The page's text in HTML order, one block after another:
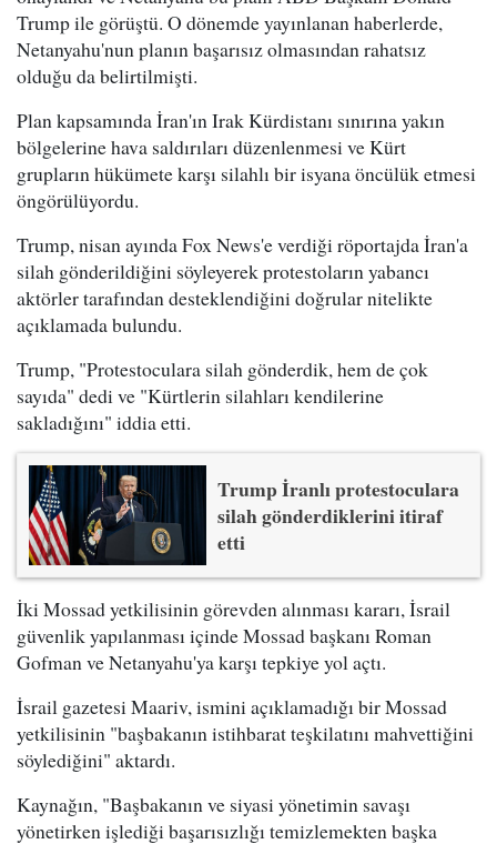
Trump ile görüştü. O dönemde yayınlanan haberlerde,
Netanyahu'nun planın başarısız olmasından rahatsız
olduğu da belirtilmişti.
Plan kapsamında İran'ın Irak Kürdistanı sınırına yakın
bölgelerine hava saldırıları düzenlenmesi ve Kürt
grupların hükümete karşı silahlı bir isyana öncülük etmesi
öngörülüyordu.
Trump, nisan ayında Fox News'e verdiği röportajda İran'a
silah gönderildiğini söyleyerek protestoların yabancı
aktörler tarafından desteklendiğini doğrular nitelikte
açıklamada bulundu.
Trump, "Protestoculara silah gönderdik, hem de çok
sayıda" dedi ve "Kürtlerin silahları kendilerine
sakladığını" iddia etti.
Trump İranlı protestoculara
silah gönderdiklerini itiraf
etti
İki Mossad yetkilisinin görevden alınması kararı, İsrail
güvenlik yapılanması içinde Mossad başkanı Roman
Gofman ve Netanyahu'ya karşı tepkiye yol açtı.
İsrail gazetesi Maariv, ismini açıklamadığı bir Mossad
yetkilisinin "başbakanın istihbarat teşkilatını mahvettiğini
söylediğini" aktardı.
Kaynağın, "Başbakanın ve siyasi yönetimin savaşı
yönetirken işlediği başarısızlığı temizlemekten başka